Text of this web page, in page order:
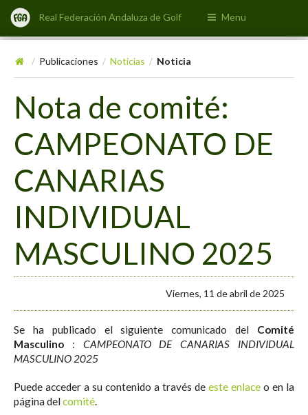
Real Federación Andaluza de Golf Menu
/ Publicaciones / Noticias / Noticia
Nota de comité:
CAMPEONATO DE
CANARIAS
INDIVIDUAL
MASCULINO 2025
Viernes, 11 de abril de 2025
Se ha publicado el siguiente comunicado del Comité
Masculino : CAMPEONATO DE CANARIAS INDIVIDUAL
MASCULINO 2025
Puede acceder a su contenido a través de este enlace o en la
página delcomité